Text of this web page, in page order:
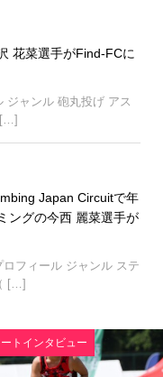
花菜選手がFind-FCに
ジャンル 砲丸投げ アス
[…]
Japan Circuitで年
ングの今西 麗菜選手が
フィール ジャンル ステ
[…]
トインタビュー